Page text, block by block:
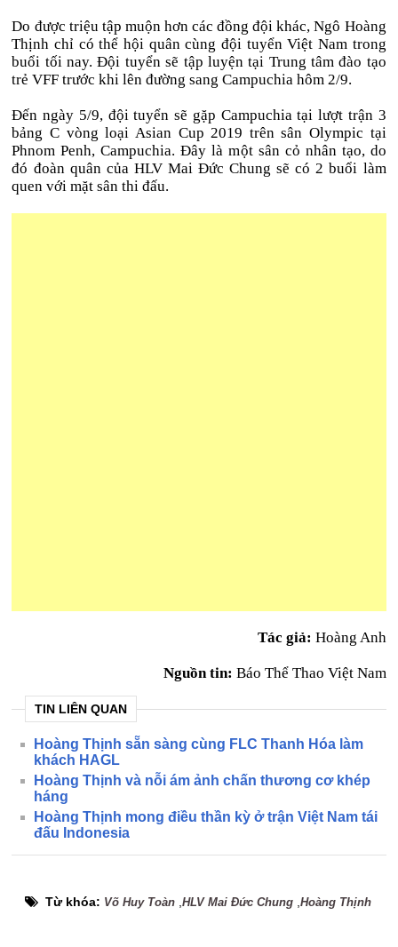
Do được triệu tập muộn hơn các đồng đội khác, Ngô Hoàng
Thịnh chỉ có thể hội quân cùng đội tuyển Việt Nam trong
buổi tối nay. Đội tuyển sẽ tập luyện tại Trung tâm đào tạo
trẻ VFF trước khi lên đường sang Campuchia hôm 2/9.
Đến ngày 5/9, đội tuyển sẽ gặp Campuchia tại lượt trận 3
bảng C vòng loại Asian Cup 2019 trên sân Olympic tại
Phnom Penh, Campuchia. Đây là một sân cỏ nhân tạo, do
đó đoàn quân của HLV Mai Đức Chung sẽ có 2 buổi làm
quen với mặt sân thi đấu.
Tác giả: Hoàng Anh
Nguồn tin: Báo Thể Thao Việt Nam
TIN LIÊN QUAN
Hoàng Thịnh sẵn sàng cùng FLC Thanh Hóa làm
khách HAGL
Hoàng Thịnh và nỗi ám ảnh chấn thương cơ khép
háng
Hoàng Thịnh mong điều thần kỳ ở trận Việt Nam tái
đấu Indonesia
Từ khóa: Võ Huy Toàn ,HLV Mai Đức Chung ,Hoàng Thịnh